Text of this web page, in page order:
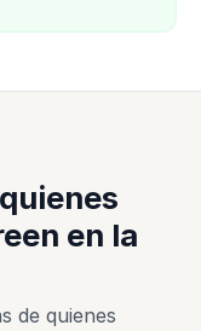
en la
de quienes